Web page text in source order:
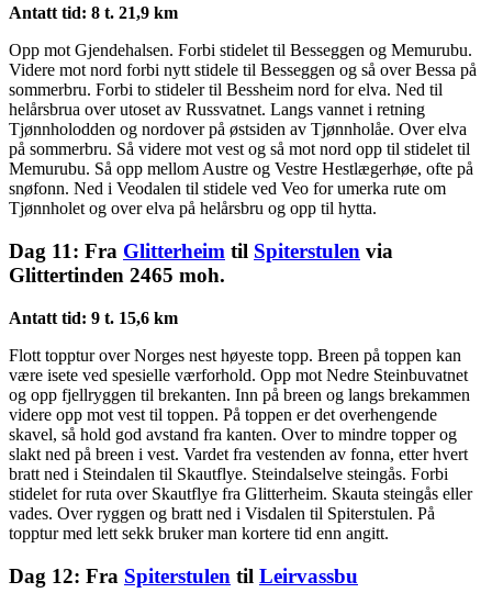
Antatt tid: 8 t. 21,9 km
Opp mot Gjendehalsen. Forbi stidelet til Besseggen og Memurubu.
Videre mot nord forbi nytt stidele til Besseggen og så over Bessa på
sommerbru. Forbi to stideler til Bessheim nord for elva. Ned til
helårsbrua over utoset av Russvatnet. Langs vannet i retning
Tjønnholodden og nordover på østsiden av Tjønnholåe. Over elva
på sommerbru. Så videre mot vest og så mot nord opp til stidelet til
Memurubu. Så opp mellom Austre og Vestre Hestlægerhøe, ofte på
snøfonn. Ned i Veodalen til stidele ved Veo for umerka rute om
Tjønnholet og over elva på helårsbru og opp til hytta.
Dag 11: Fra Glitterheim til Spiterstulen via
Glittertinden 2465 moh.
Antatt tid: 9 t. 15,6 km
Flott topptur over Norges nest høyeste topp. Breen på toppen kan
være isete ved spesielle værforhold. Opp mot Nedre Steinbuvatnet
og opp fjellryggen til brekanten. Inn på breen og langs brekammen
videre opp mot vest til toppen. På toppen er det overhengende
skavel, så hold god avstand fra kanten. Over to mindre topper og
slakt ned på breen i vest. Vardet fra vestenden av fonna, etter hvert
bratt ned i Steindalen til Skautflye. Steindalselve steingås. Forbi
stidelet for ruta over Skautflye fra Glitterheim. Skauta steingås eller
vades. Over ryggen og bratt ned i Visdalen til Spiterstulen. På
topptur med lett sekk bruker man kortere tid enn angitt.
Dag 12: Fra Spiterstulen til Leirvassbu